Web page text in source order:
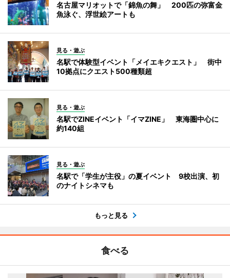
名古屋マリオットで「錦魚の舞」 200匹の弥富金
魚泳ぐ、浮世絵アートも
見る・遊ぶ
名駅で体験型イベント「メイエキクエスト」 街中
10拠点にクエスト500種類超
見る・遊ぶ
名駅でZINEイベント「イマZINE」 東海圏中心に
約140組
見る・遊ぶ
名駅で「学生が主役」の夏イベント 9校出演、初
のナイトシネマも
もっと見る
食べる